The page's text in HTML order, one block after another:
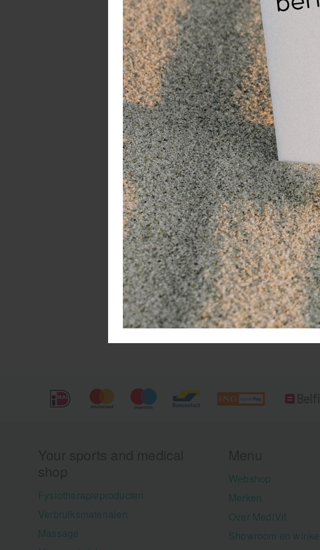
De patella
Een rond
Elastisch
Selecteer
S : 33-
Leverbaar
Fysiotherapieproducten
Verbruiksmaterialen
Massage
Webshop
Merken
Over MediVit
Showroom en winkel